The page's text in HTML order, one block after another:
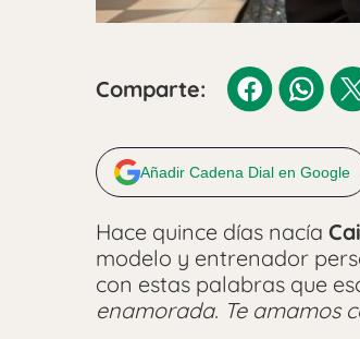
Comparte:
Añadir Cadena Dial en Google
Hace quince días nacía
modelo y entrenador
con estas palabras que
enamorada. Te amamos